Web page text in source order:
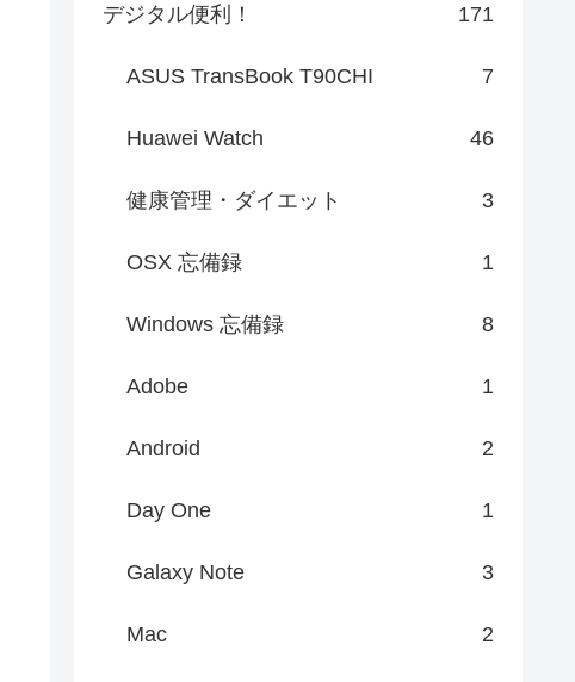
デジタル便利！ 171
ASUS TransBook T90CHI 7
Huawei Watch 46
健康管理・ダイエット 3
OSX 忘備録 1
Windows 忘備録 8
Adobe 1
Android 2
Day One 1
Galaxy Note 3
Mac 2